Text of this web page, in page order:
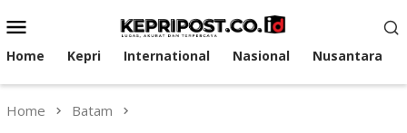
to
contentMenu
Home Kepri International Nasional Nusantara
Home Batam